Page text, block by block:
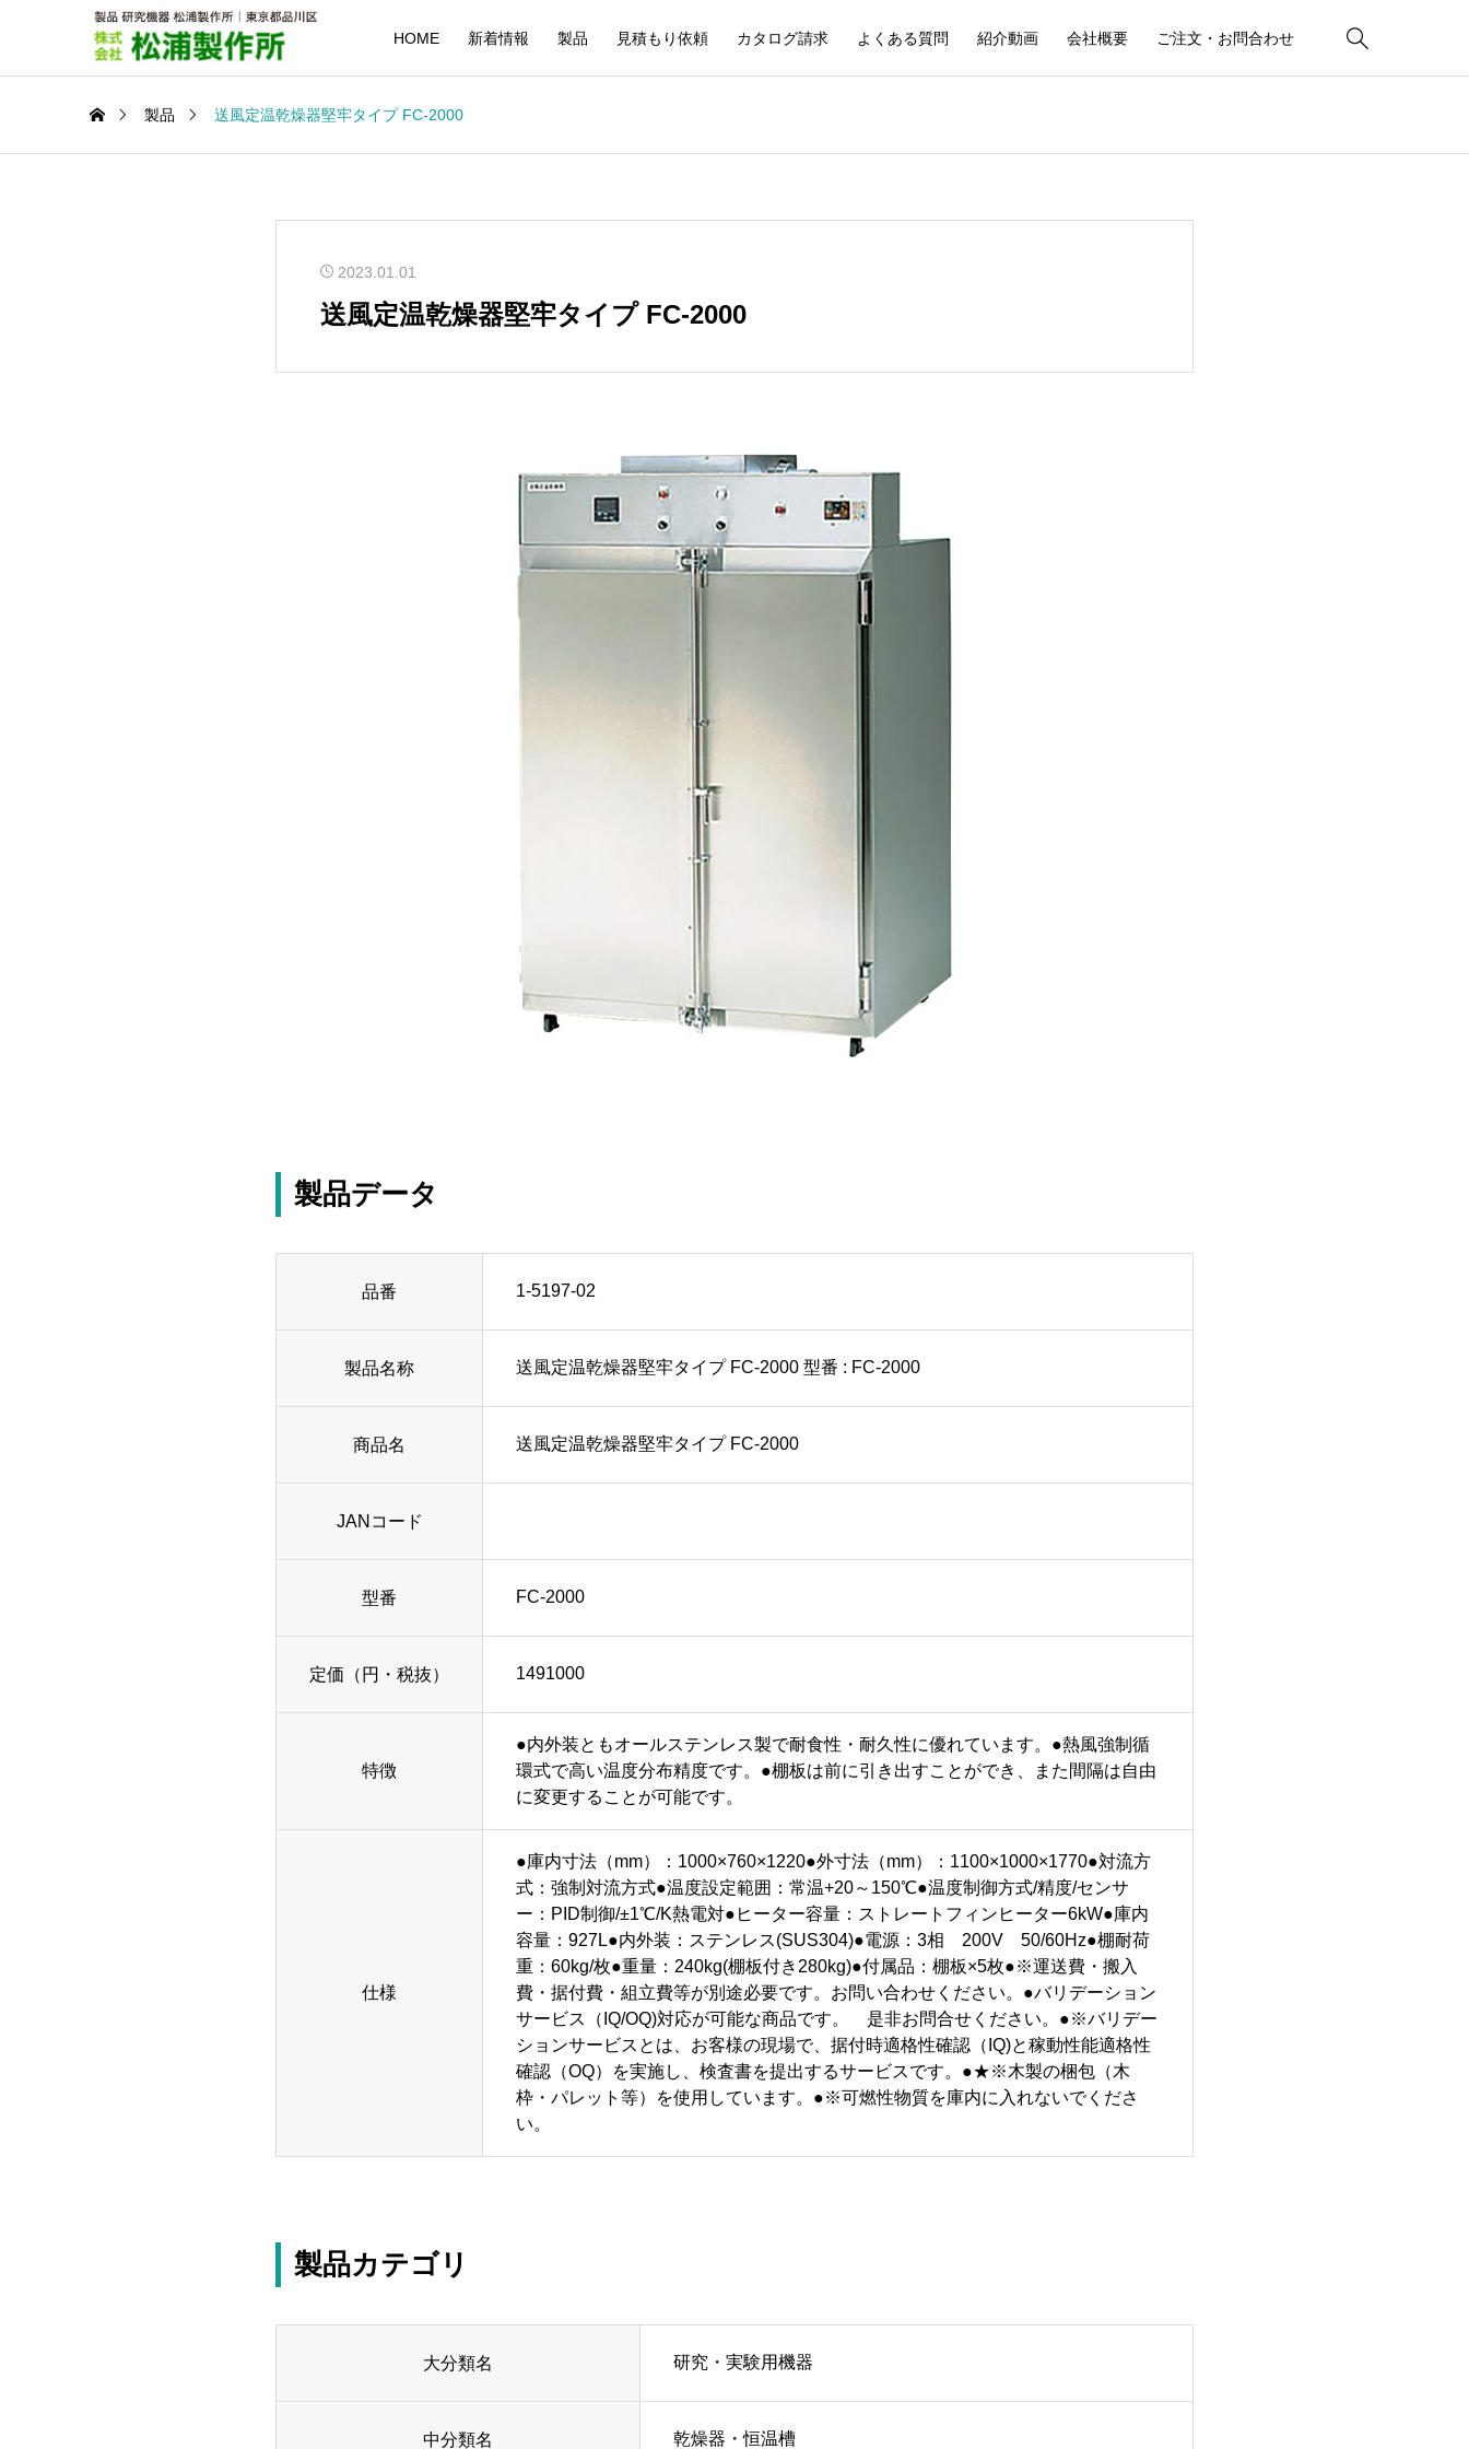
HOME 新着情報 製品 見積もり依頼 カタログ請求 よくある質問 紹介動画 会社概要 ご注文・お問合わせ 
製品 送風定温乾燥器堅牢タイプ FC-2000
2023.01.01
送風定温乾燥器堅牢タイプ FC-2000
製品データ
品番 1-5197-02
製品名称 送風定温乾燥器堅牢タイプ FC-2000 型番 : FC-2000
商品名 送風定温乾燥器堅牢タイプ FC-2000
JANコード
型番 FC-2000
定価（円・税抜） 1491000
特徴
●内外装ともオールステンレス製で耐食性・耐久性に優れています。●熱風強制循
環式で高い温度分布精度です。●棚板は前に引き出すことができ、また間隔は自由
に変更することが可能です。
仕様
●庫内寸法（mm）：1000×760×1220●外寸法（mm）：1100×1000×1770●対流方
式：強制対流方式●温度設定範囲：常温+20～150℃●温度制御方式/精度/センサ
ー：PID制御/±1℃/K熱電対●ヒーター容量：ストレートフィンヒーター6kW●庫内
容量：927L●内外装：ステンレス(SUS304)●電源：3相 200V 50/60Hz●棚耐荷
重：60kg/枚●重量：240kg(棚板付き280kg)●付属品：棚板×5枚●※運送費・搬入
費・据付費・組立費等が別途必要です。お問い合わせください。●バリデーション
サービス（IQ/OQ)対応が可能な商品です。 是非お問合せください。●※バリデー
ションサービスとは、お客様の現場で、据付時適格性確認（IQ)と稼動性能適格性
確認（OQ）を実施し、検査書を提出するサービスです。●★※木製の梱包（木
枠・パレット等）を使用しています。●※可燃性物質を庫内に入れないでくださ
い。
製品カテゴリ
大分類名 研究・実験用機器
中分類名 乾燥器・恒温槽